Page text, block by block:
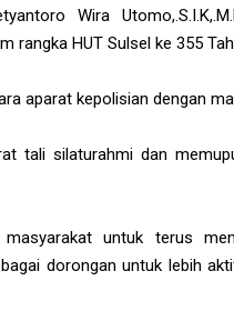
Wira
rangka HUT Sulsel ke 355
aparat kepolisian dengan
tali silaturahmi dan
untuk terus
dorongan untuk lebih